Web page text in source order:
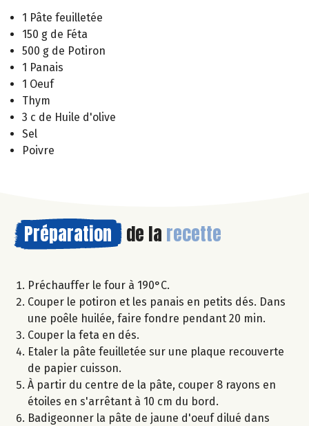
1 Pâte feuilletée
150 g de Féta
500 g de Potiron
1 Panais
1 Oeuf
Thym
3 c de Huile d'olive
Sel
Poivre
Préparation de la recette
Préchauffer le four à 190°C.
Couper le potiron et les panais en petits dés. Dans
une poêle huilée, faire fondre pendant 20 min.
Couper la feta en dés.
Etaler la pâte feuilletée sur une plaque recouverte
de papier cuisson.
À partir du centre de la pâte, couper 8 rayons en
étoiles en s'arrêtant à 10 cm du bord.
Badigeonner la pâte de jaune d'oeuf dilué dans